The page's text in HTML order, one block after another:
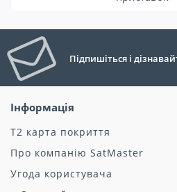
Підпишіться і
Інформація
Т2 карта покриття
Про компанію SatMaster
Угода користувача